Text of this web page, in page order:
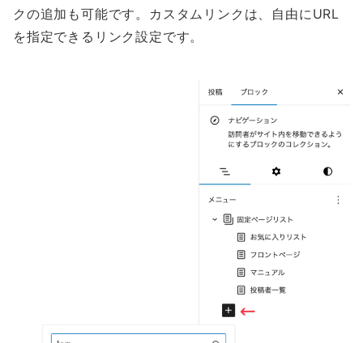
クの追加も可能です。カスタムリンクは、自由にURL
を指定できるリンク設定です。